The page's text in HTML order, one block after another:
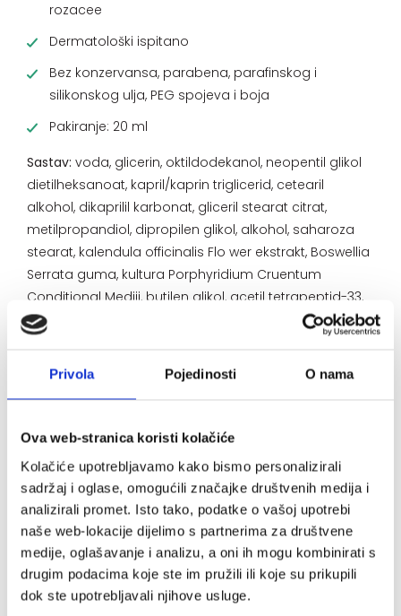
Privola Pojedinosti O nama
Ova web-stranica koristi kolačiće
Kolačiće upotrebljavamo kako bismo personalizirali
sadržaj i oglase, omogućili značajke društvenih medija i
analizirali promet. Isto tako, podatke o vašoj upotrebi
naše web-lokacije dijelimo s partnerima za društvene
medije, oglašavanje i analizu, a oni ih mogu kombinirati s
drugim podacima koje ste im pružili ili koje su prikupili
dok ste upotrebljavali njihove usluge.
rozacee
Dermatološki ispitano
Bez konzervansa, parabena, parafinskog i
silikonskog ulja, PEG spojeva i boja
Pakiranje: 20 ml
Sastav: voda, glicerin, oktildodekanol, neopentil glikol
dietilheksanoat, kapril/kaprin triglicerid, cetearil
alkohol, dikaprilil karbonat, gliceril stearat citrat,
metilpropandiol, dipropilen glikol, alkohol, saharoza
stearat, kalendula officinalis Flo wer ekstrakt, Boswellia
Serrata guma, kultura Porphyridium Cruentum
Conditional Mediji, butilen glikol, acetil tetrapeptid-33,
kaprilil glikol, ulje sjemenki Echium Plantagineum,
maslac Butyrospermum Parkii, neosapunjiva ulja
sjemenki Helianthus Annuus, ekstrakt cvijeta/lišća/loze
Cardiospermum Halicacabum, tokoferol, ksantanska
Način uporabe:
Ravnomjerno nanijeti ujutro i uvečer na mjesta s
crvenilom kože. Za jače pogođena područja i
nadraženu kožu nanijeti gel više puta dnevno ili